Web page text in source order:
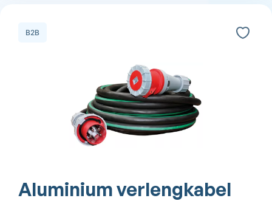
B2B
Aluminium verlengkabel